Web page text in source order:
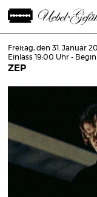
Freitag, den 31. Januar
Einlass 19:00 Uhr -
ZEP